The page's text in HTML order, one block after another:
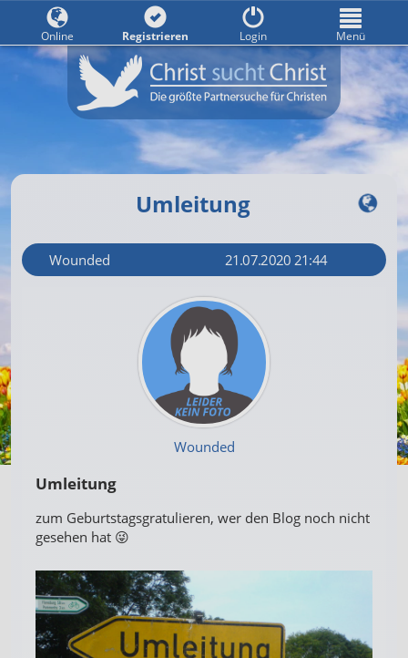
Umleitung
Wounded 21.07.2020 21:44
Wounded
Umleitung
zum Geburtstagsgratulieren, wer den Blog noch nicht
gesehen hat 😜
Online Registrieren Login Menü